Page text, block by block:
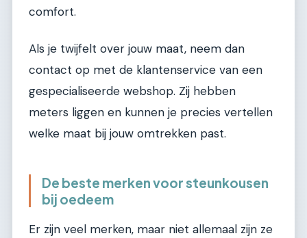
comfort.
Als je twijfelt over jouw maat, neem dan
contact op met de klantenservice van een
gespecialiseerde webshop. Zij hebben
meters liggen en kunnen je precies vertellen
welke maat bij jouw omtrekken past.
De beste merken voor steunkousen
bij oedeem
Er zijn veel merken, maar niet allemaal zijn ze